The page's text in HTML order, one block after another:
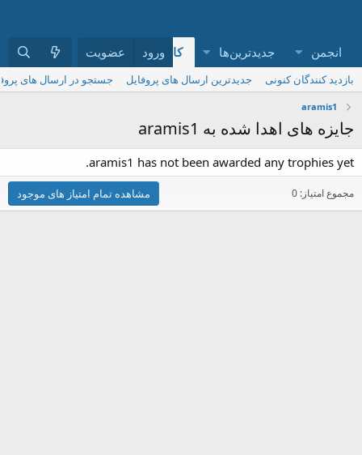
انجمن جدیدترین‌ها کاربران
ورود عضویت
بازدید کنندگان کنونی جدیدترین ارسال های پروفایل جستجو در ارسال های
aramis1
جایزه های اهدا شده به aramis1
aramis1 has not been awarded any trophies yet.
مجموع امتیاز: 0 مشاهده تمام امتیاز های موجود